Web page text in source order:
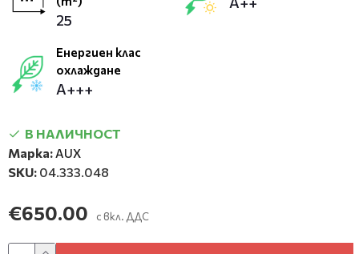
25
Енергиен клас
охлаждане
А+++
В НАЛИЧНОСТ
Марка: AUX
SKU: 04.333.048
€650.00 с вкл. ДДС